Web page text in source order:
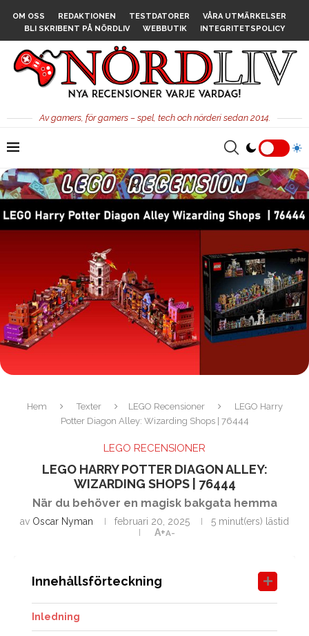
OM OSS REDAKTIONEN TESTDATORER
VÅRA UTMÄRKELSER
BLI SKRIBENT PÅ NÖRDLIV
WEBBUTIK INTEGRITETSPOLICY
Av gamers, för gamers – spel, tech och nörderi sedan 2014.
Hem Texter LEGO Recensioner
LEGO Harry
Potter Diagon Alley: Wizarding Shops | 76444
LEGO RECENSIONER
LEGO HARRY POTTER DIAGON ALLEY:
WIZARDING SHOPS | 76444
När du behöver en magisk bakgata hemma
av Oscar Nyman februari 20, 2025
5 minut(ers) lästid
A+A-
Innehållsförteckning
Inledning